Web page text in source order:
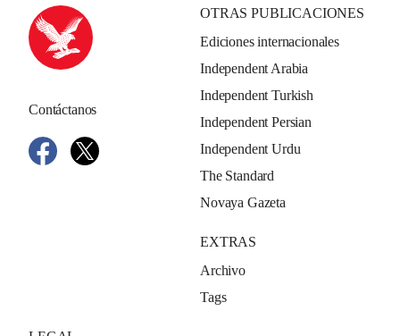
Contáctanos
OTRAS PUBLICACIONES
Ediciones internacionales
Independent Arabia
Independent Turkish
Independent Persian
Independent Urdu
The Standard
Novaya Gazeta
EXTRAS
Archivo
Tags